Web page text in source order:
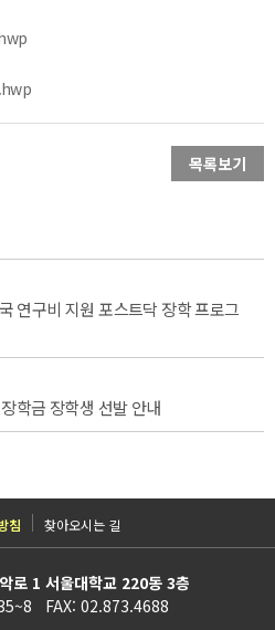
목록보기
연구비 지원 포스트닥 장학 프로그
학금 장학생 선발 안내
침 찾아오시는 길
로 1 서울대학교 220동 3층
FAX: 02.873.4688